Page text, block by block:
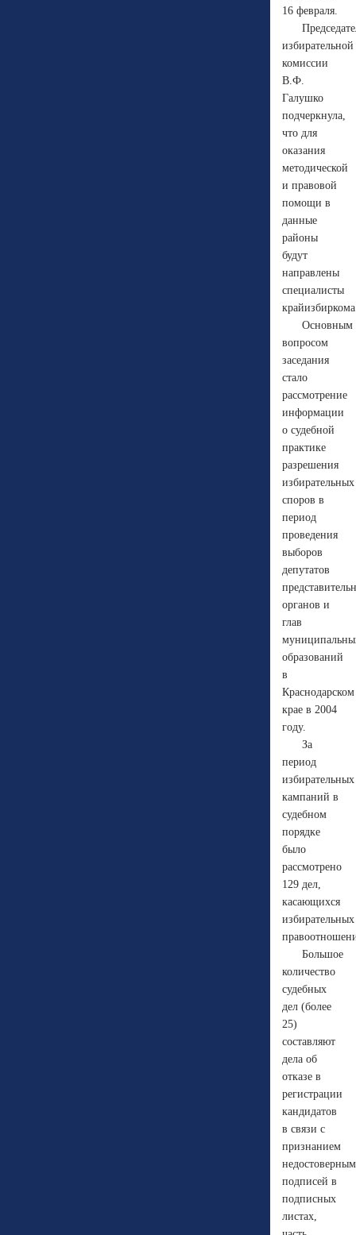
16 февраля.
избирательной
комиссии
В.Ф.
Галушко
подчеркнула,
что для
оказания
методической
и правовой
помощи в
данные
районы
будут
направлены
специалисты
Основным
вопросом
заседания
стало
рассмотрение
информации
о судебной
практике
разрешения
избирательных
споров в
период
проведения
выборов
депутатов
органов и
глав
образований
в
Краснодарском
крае в 2004
году.
За
период
избирательных
кампаний в
судебном
порядке
было
рассмотрено
129 дел,
касающихся
избирательных
Большое
количество
судебных
дел (более
25)
составляют
дела об
отказе в
регистрации
кандидатов
в связи с
признанием
подписей в
подписных
листах,